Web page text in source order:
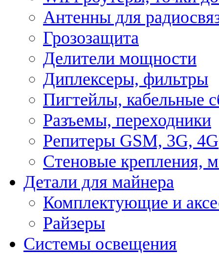
Антенны для
Грозозащита
Делители мощности
Диплексеры, фильтры
Пигтейлы, кабельные
Разъемы, переходники
Репитеры GSM, 3G, 4G
Стеновые крепления,
Детали для майнера
Комплектующие и
Райзеры
Системы освещения